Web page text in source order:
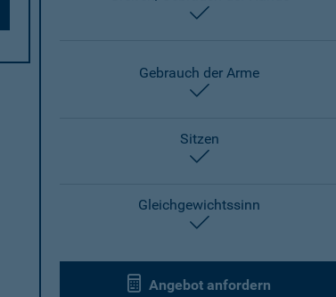
enthalten
Gebrauch der Arme
enthalten
Sitzen
enthalten
Gleichgewichtssinn
enthalten
Angebot anfordern